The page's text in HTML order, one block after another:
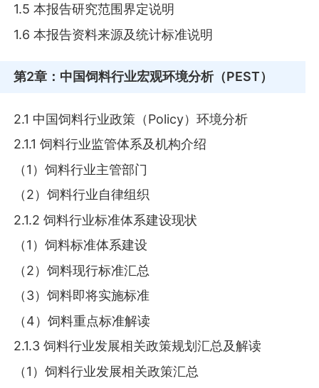
1.5 本报告研究范围界定说明
1.6 本报告资料来源及统计标准说明
第2章 ：中国饲料行业宏观环境分析（PEST）
2.1 中国饲料行业政策（Policy）环境分析
2.1.1 饲料行业监管体系及机构介绍
（1）饲料行业主管部门
（2）饲料行业自律组织
2.1.2 饲料行业标准体系建设现状
（1）饲料标准体系建设
（2）饲料现行标准汇总
（3）饲料即将实施标准
（4）饲料重点标准解读
2.1.3 饲料行业发展相关政策规划汇总及解读
（1）饲料行业发展相关政策汇总